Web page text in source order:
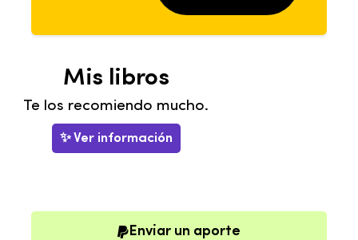
Mis libros
Te los recomiendo mucho.
✨ Ver información
Enviar un aporte